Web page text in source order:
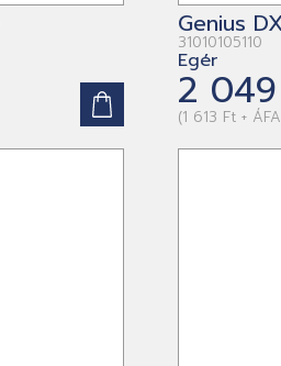
Genius
31010105110
Egér
2
(1 613 Ft +